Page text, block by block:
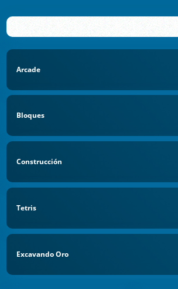
Arcade
Bloques
Construcción
Tetris
Excavando Oro